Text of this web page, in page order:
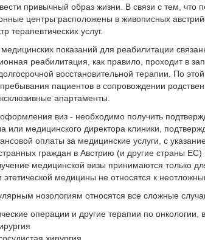
привычный образ жизни. В связи с тем, что
центры расположены в живописных
терапевтических услуг.
показаний для реабилитации
реабилитация, как правило, проходит в
восстановительной терапии. По
пациентов в сопровождении
апартаменты.
оформления виз - необходимо получить
или медицинского директора клиники,
оплаты за медицинские услуги, с
граждан в Австрию (и другие страны
медицинской визы принимаются только
этетической медицины не относятся к
нозологиям относятся все сложные
операции и другие терапии по